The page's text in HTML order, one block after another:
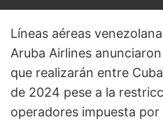
Líneas aéreas
Aruba Airlines
que realizarán entre
de 2024 pese a la
operadores impuesta por